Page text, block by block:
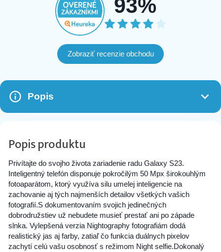
93%
Zobraziť recenzie obchodu
Popis
Popis produktu
Privítajte do svojho života zariadenie radu Galaxy S23.
Inteligentný telefón disponuje pokročilým 50 Mpx širokouhlým
fotoaparátom, ktorý využíva silu umelej inteligencie na
zachovanie aj tých najmenších detailov všetkých vašich
fotografií.S dokumentovaním svojich jedinečných
dobrodružstiev už nebudete musieť prestať ani po západe
slnka. Vylepšená verzia Nightography fotografiám dodá
realistický jas aj farby, zatiaľ čo funkcia duálnych pixelov
zachytí celú vašu osobnosť s režimom Night selfie.Dokonalý